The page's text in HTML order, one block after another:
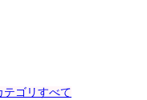
テゴリすべて